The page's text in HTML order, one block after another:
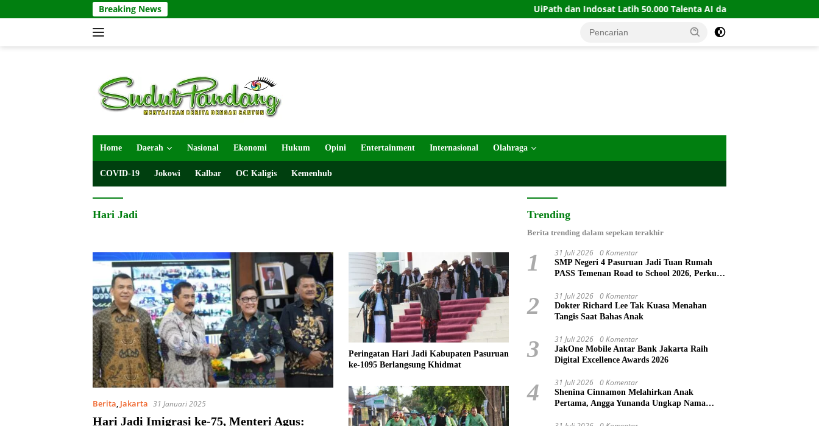
ke
Breaking News UiPath dan Indosat Latih 50.000 Talenta AI dan Automation
Home Daerah Nasional Ekonomi Hukum Opini Entertainment Internasional Olahraga
COVID-19 Jokowi Kalbar OC Kaligis Kemenhub
Hari Jadi
Berita, Jakarta 31 Januari 2025
Hari Jadi Imigrasi ke-75, Menteri Agus:
Peringatan Hari Jadi Kabupaten Pasuruan
ke-1095 Berlangsung Khidmat
Trending
Berita trending dalam sepekan terakhir
1 31 Juli 2026 0 Komentar
SMP Negeri 4 Pasuruan Jadi Tuan Rumah
PASS Temenan Road to School 2026, Perkuat
2 31 Juli 2026 0 Komentar
Dokter Richard Lee Tak Kuasa Menahan
Tangis Saat Bahas Anak
3 31 Juli 2026 0 Komentar
JakOne Mobile Antar Bank Jakarta Raih
Digital Excellence Awards 2026
4 31 Juli 2026 0 Komentar
Shenina Cinnamon Melahirkan Anak
Pertama, Angga Yunanda Ungkap Nama